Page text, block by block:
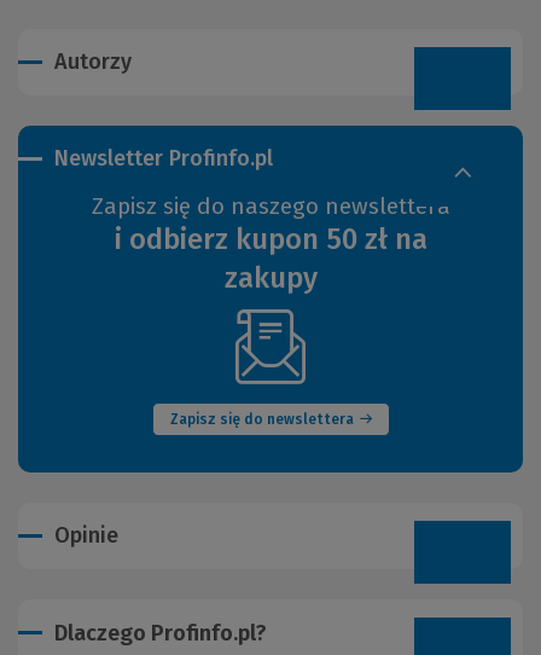
Autorzy
Newsletter Profinfo.pl
Zapisz się do naszego newslettera
i odbierz kupon 50 zł na
zakupy
Zapisz się do newslettera
(Nowe
okno)
Opinie
Dlaczego Profinfo.pl?